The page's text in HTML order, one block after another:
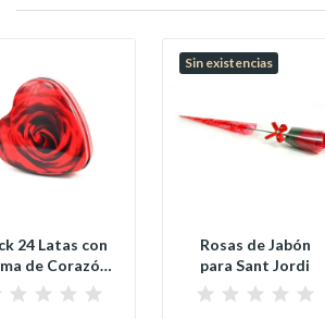
24 Latas con
de Corazón
Rosa de...
Sin existencias
Rosas de Jabón
para Sant Jordi